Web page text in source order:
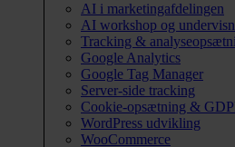
AI i marketingafdelingen
AI workshop og
Tracking &
Google Analytics
Google Tag Manager
Server-side tracking
Cookie-opsætning &
WordPress udvikling
WooCommerce